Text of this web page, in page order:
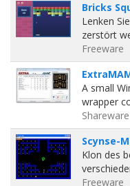
Bricks
Lenken
zerstört
Freeware
A small
wrapper
Shareware
Scynse-
Klon des
Freeware